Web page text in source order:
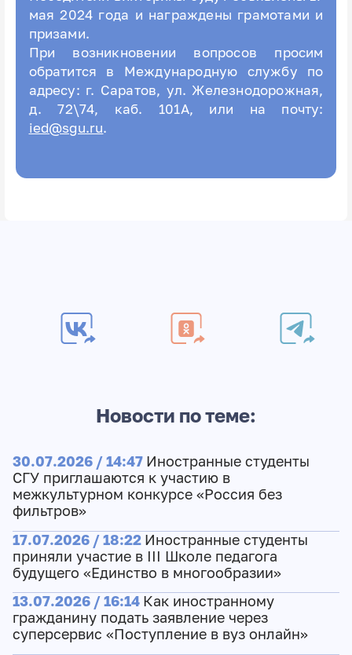
мая 2024 года и награждены грамотами и
призами.
При возникновении вопросов просим
обратится в Международную службу по
адресу: г. Саратов, ул. Железнодорожная,
д. 72\74, каб. 101А, или на почту:
ied@sgu.ru.
Новости по теме:
30.07.2026 / 14:47 Иностранные студенты
СГУ приглашаются к участию в
межкультурном конкурсе «Россия без
фильтров»
17.07.2026 / 18:22 Иностранные студенты
приняли участие в III Школе педагога
будущего «Единство в многообразии»
13.07.2026 / 16:14 Как иностранному
гражданину подать заявление через
суперсервис «Поступление в вуз онлайн»